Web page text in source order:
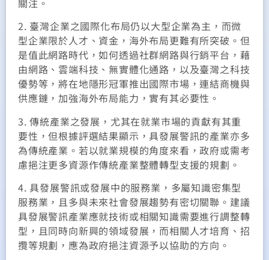
關注。
2. 臺灣企業之國際化布局仍以大型企業為主，而微
型企業限於人才、資金，海外布局更難有所突破。但
是值此網路時代，如何透過社群網路與行銷平台，藉
由網路、雲端科技、無實體化通路，以及臺灣之科技
優勢等，將在地隱形冠軍推出國際市場，連結商機與
供應鏈，加強海外布局能力，實有其必要性。
3. 傳統產業之發展，尤其在就業市場的貢獻有其重
要性，但根據評選結果顯示，具發展警訊的產業亦多
為傳統產業。若以就業規模的角度來看，政府或需考
慮挹注更多資源作傳統產業整體轉型支援的規劃。
4. 具發展警訊或發展中的服務業，多屬知識密集型
服務業，且多與未來社會發展趨勢有密切關聯。建議
具發展警訊產業應就技術或相關知識需要進行調整轉
型，且同時向新興的領域發展，而相關人才培育、招
攬等規劃，應為政府挹注資源予以協助的方向。